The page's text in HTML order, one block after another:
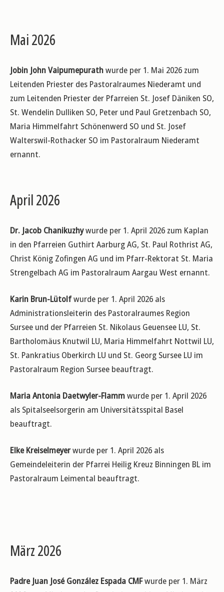
Mai 2026
Jobin John Vaipumepurathwurde per 1. Mai 2026 zum
Leitenden Priester des Pastoralraumes Niederamt und
zum Leitenden Priester der Pfarreien St. Josef Däniken SO,
St. Wendelin Dulliken SO, Peter und Paul Gretzenbach SO,
Maria Himmelfahrt Schönenwerd SO und St. Josef
Walterswil-Rothacker SO im Pastoralraum Niederamt
ernannt.
April 2026
Dr. Jacob Chanikuzhywurde per 1. April 2026 zum Kaplan
in den Pfarreien Guthirt Aarburg AG, St. Paul Rothrist AG,
Christ König Zofingen AG und im Pfarr-Rektorat St. Maria
Strengelbach AG im Pastoralraum Aargau West ernannt.
Karin Brun-Lütolfwurde per 1. April 2026 als
Administrationsleiterin des Pastoralraumes Region
Sursee und der Pfarreien St. Nikolaus Geuensee LU, St.
Bartholomäus Knutwil LU, Maria Himmelfahrt Nottwil LU,
St. Pankratius Oberkirch LU und St. Georg Sursee LU im
Pastoralraum Region Sursee beauftragt.
Maria Antonia Daetwyler-Flammwurde per 1. April 2026
als Spitalseelsorgerin am Universitätsspital Basel
beauftragt.
Elke Kreiselmeyerwurde per 1. April 2026 als
Gemeindeleiterin der Pfarrei Heilig Kreuz Binningen BL im
Pastoralraum Leimental beauftragt.
März 2026
Padre Juan José González Espada CMFwurde per 1. März